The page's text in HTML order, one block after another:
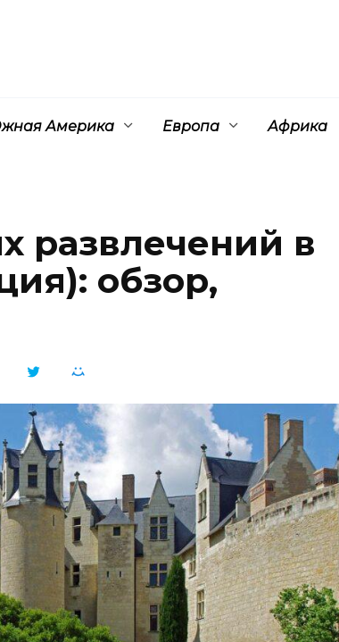
Америка Европа Африка
развлечений в
обзор,